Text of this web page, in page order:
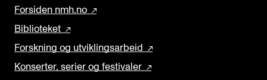
Forsiden nmh.no
Biblioteket
Forskning og utviklingsarbeid
Konserter, serier og festivaler